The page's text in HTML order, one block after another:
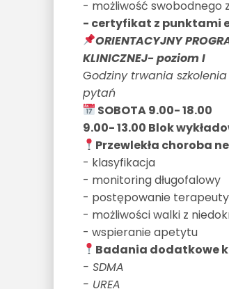
- możliwość swobodnego
- certyfikat z punktami
ORIENTACYJNY
KLINICZNEJ- poziom I
Godziny trwania
pytań
SOBOTA 9.00- 18.00
9.00- 13.00 Blok
Przewlekła choroba
- klasyfikacja
- monitoring długofalowy
- postępowanie
- możliwości walki z
- wspieranie apetytu
Badania dodatkowe
- SDMA
- UREA